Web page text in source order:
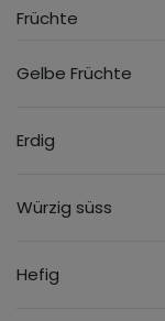
Früchte
Gelbe Früchte
Erdig
Würzig süss
Hefig